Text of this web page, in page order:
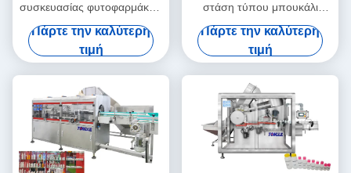
συσκευασίας φυτοφαρμάκων
5-25kg PLC ελεγχόμενη
συσκευασία σκόνης
Πάρτε την καλύτερη
τιμή
στάση τύπου μπουκάλι
unscrambler 60-120BPM
Πάρτε την καλύτερη
τιμή